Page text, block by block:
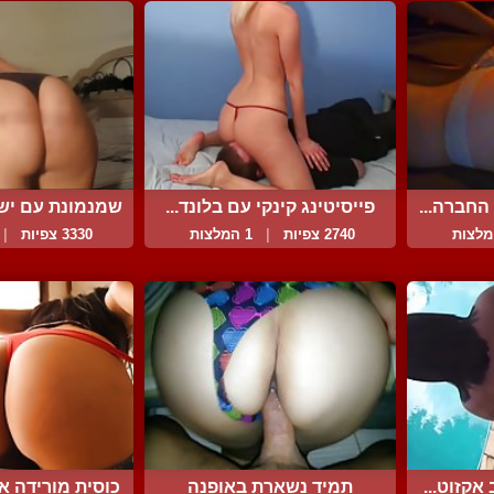
החברה... פייסיטינג קינקי עם בלונד...
2740 צפיות 1 המלצות
שמנמונת עם
3330 צפיות
אקזוט... תמיד נשארת באופנה כוסית מורידה